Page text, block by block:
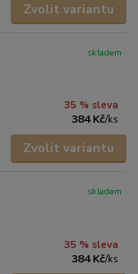
Zvolit variantu
35 % sleva
384 Kč/ks
skladem
Zvolit variantu
35 % sleva
384 Kč/ks
skladem